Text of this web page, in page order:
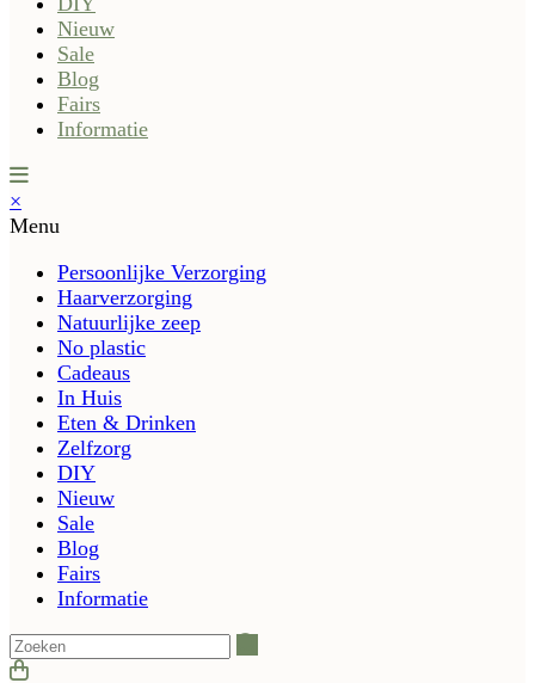
Nieuw
Sale
Blog
Fairs
Informatie
×
Menu
Persoonlijke Verzorging
Haarverzorging
Natuurlijke zeep
No plastic
Cadeaus
In Huis
Eten & Drinken
Zelfzorg
DIY
Nieuw
Sale
Blog
Fairs
Informatie